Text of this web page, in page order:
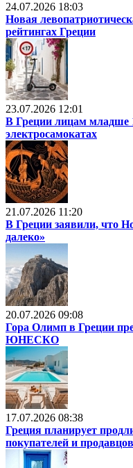
24.07.2026 18:03
Новая
рейтингах Греции
23.07.2026 12:01
В Греции лицам младше
электросамокатах
21.07.2026 11:20
В Греции заявили, что
далеко»
20.07.2026 09:08
Гора Олимп в Греции
ЮНЕСКО
17.07.2026 08:38
Греция планирует
покупателей и